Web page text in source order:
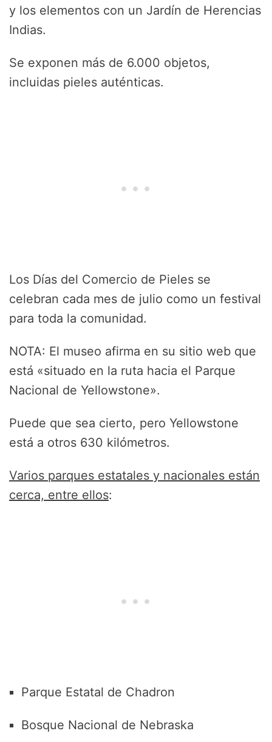
y los elementos con un Jardín de Herencias
Indias.
Se exponen más de 6.000 objetos,
incluidas pieles auténticas.
Los Días del Comercio de Pieles se
celebran cada mes de julio como un festival
para toda la comunidad.
NOTA: El museo afirma en su sitio web que
está «situado en la ruta hacia el Parque
Nacional de Yellowstone».
Puede que sea cierto, pero Yellowstone
está a otros 630 kilómetros.
Varios parques estatales y nacionales están
cerca, entre ellos:
Parque Estatal de Chadron
Bosque Nacional de Nebraska